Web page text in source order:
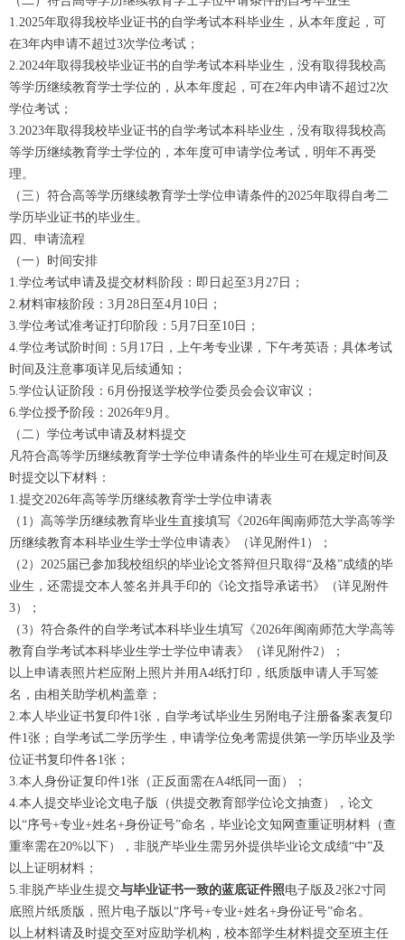
1.2025年取得我校毕业证书的自学考试本科毕业生，从本年度起，可
在3年内申请不超过3次学位考试；
2.2024年取得我校毕业证书的自学考试本科毕业生，没有取得我校高
等学历继续教育学士学位的，从本年度起，可在2年内申请不超过2次
学位考试；
3.2023年取得我校毕业证书的自学考试本科毕业生，没有取得我校高
等学历继续教育学士学位的，本年度可申请学位考试，明年不再受
理。
（三）符合高等学历继续教育学士学位申请条件的2025年取得自考二
学历毕业证书的毕业生。
四、申请流程
（一）时间安排
1.学位考试申请及提交材料阶段：即日起至3月27日；
2.材料审核阶段：3月28日至4月10日；
3.学位考试准考证打印阶段：5月7日至10日；
4.学位考试阶时间：5月17日，上午考专业课，下午考英语；具体考试
时间及注意事项详见后续通知；
5.学位认证阶段：6月份报送学校学位委员会会议审议；
6.学位授予阶段：2026年9月。
（二）学位考试申请及材料提交
凡符合高等学历继续教育学士学位申请条件的毕业生可在规定时间及
时提交以下材料：
1.提交2026年高等学历继续教育学士学位申请表
（1）高等学历继续教育毕业生直接填写《2026年闽南师范大学高等学
历继续教育本科毕业生学士学位申请表》（详见附件1）；
（2）2025届已参加我校组织的毕业论文答辩但只取得“及格”成绩的毕
业生，还需提交本人签名并具手印的《论文指导承诺书》（详见附件
3）；
（3）符合条件的自学考试本科毕业生填写《2026年闽南师范大学高等
教育自学考试本科毕业生学士学位申请表》（详见附件2）；
以上申请表照片栏应附上照片并用A4纸打印，纸质版申请人手写签
名，由相关助学机构盖章；
2.本人毕业证书复印件1张，自学考试毕业生另附电子注册备案表复印
件1张；自学考试二学历学生，申请学位免考需提供第一学历毕业及学
位证书复印件各1张；
3.本人身份证复印件1张（正反面需在A4纸同一面）；
4.本人提交毕业论文电子版（供提交教育部学位论文抽查），论文
以“序号+专业+姓名+身份证号”命名，毕业论文知网查重证明材料（查
重率需在20%以下），非脱产毕业生需另外提供毕业论文成绩“中”及
以上证明材料；
5.非脱产毕业生提交与毕业证书一致的蓝底证件照电子版及2张2寸同
底照片纸质版，照片电子版以“序号+专业+姓名+身份证号”命名。
以上材料请及时提交至对应助学机构，校本部学生材料提交至班主任